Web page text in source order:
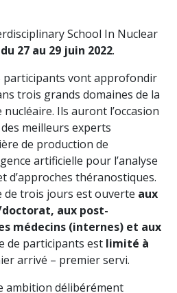
School In Nuclear
du 27 au 29 juin 2022.
participants vont approfondir
trois grands domaines de la
Ils auront l’occasion
meilleurs experts
de production de
artificielle pour l’analyse
d’approches théranostiques.
de trois jours est ouverte aux
aux post-
médecins (internes) et aux
de participants est limité à
arrivé – premier servi.
ambition délibérément